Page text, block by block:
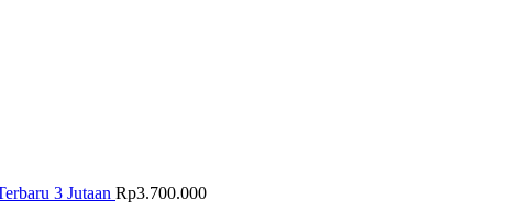
3 Jutaan Rp3.700.000